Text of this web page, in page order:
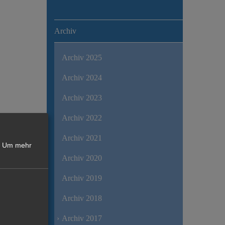
Archiv
Archiv 2025
Archiv 2024
Archiv 2023
Archiv 2022
Archiv 2021
Archiv 2020
Archiv 2019
Archiv 2018
Archiv 2017
Um mehr